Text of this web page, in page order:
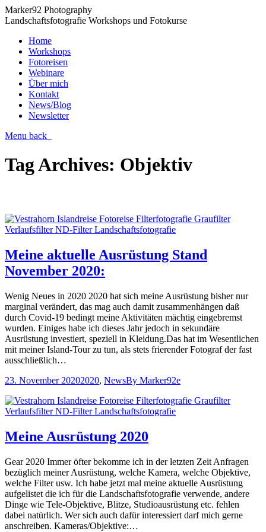
Marker92 Photography
Landschaftsfotografie Workshops und Fotokurse
Home
Workshops
Fotoreisen
Webinare
Über mich
Kontakt
News/Blog
Newsletter
Menu back
Tag Archives: Objektiv
Meine aktuelle Ausrüstung Stand
November 2020:
Wenig Neues in 2020 2020 hat sich meine Ausrüstung bisher nur
marginal verändert, das mag auch damit zusammenhängen daß
durch Covid-19 bedingt meine Aktivitäten mächtig eingebremst
wurden. Einiges habe ich dieses Jahr jedoch in sekundäre
Ausrüstung investiert, speziell in Kleidung.Das hat im Wesentlichen
mit meiner Island-Tour zu tun, als stets frierender Fotograf der fast
ausschließlich…
23. November 20202020, NewsBy Marker92e
Meine Ausrüstung 2020
Gear 2020 Immer öfter bekomme ich in der letzten Zeit Anfragen
bezüglich meiner Ausrüstung, welche Kamera, welche Objektive,
welche Filter usw. Ich habe jetzt mal meine aktuelle Ausrüstung
aufgelistet die ich für die Landschaftsfotografie verwende, andere
Dinge wie Tele-Objektive, Blitze, Studioausrüstung etc. fehlen
dabei natürlich. Wer sich auch dafür interessiert darf mich gerne
anschreiben. Kameras/Objektive:…